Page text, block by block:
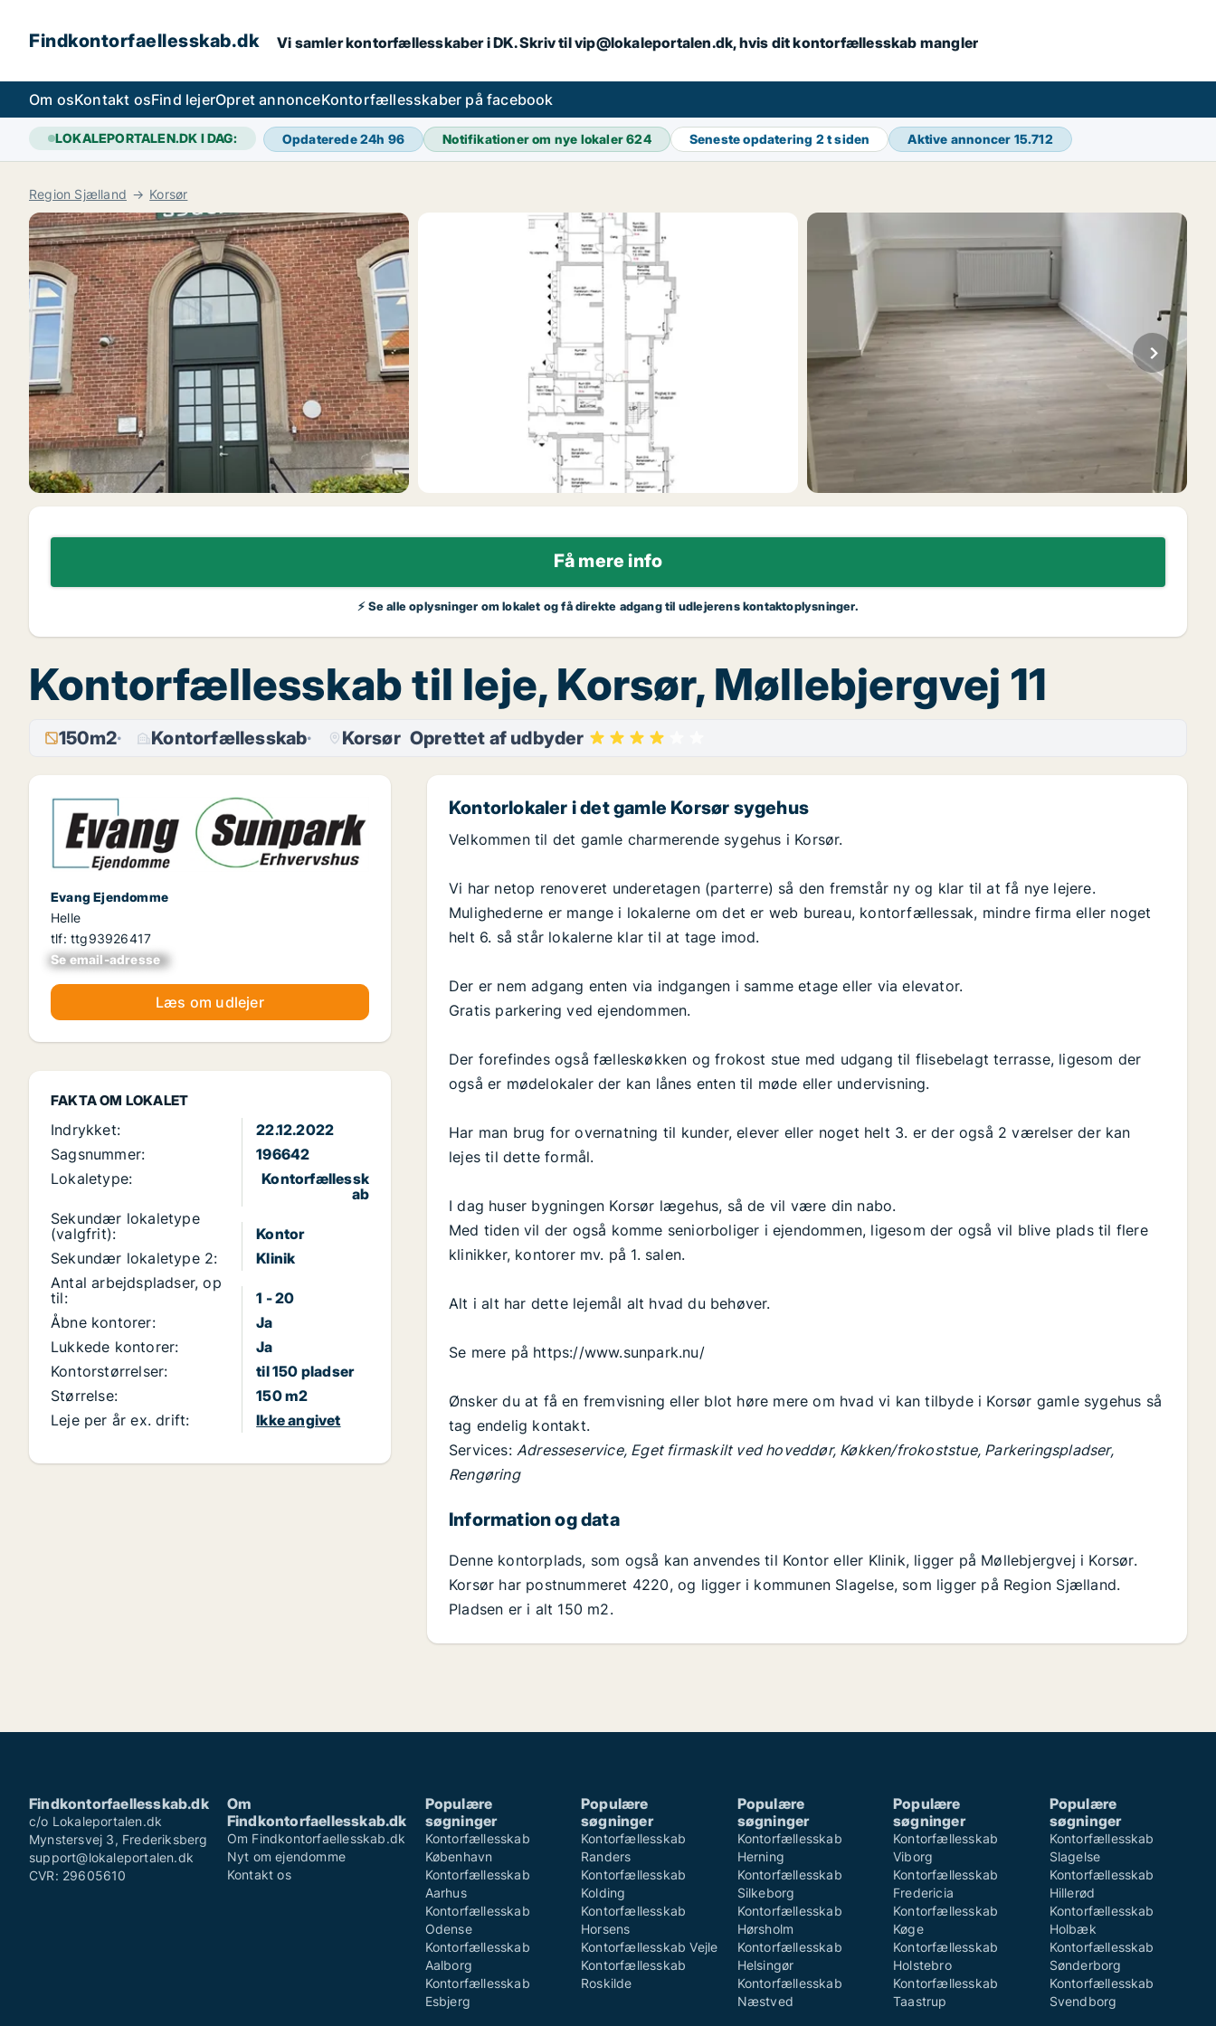
Findkontorfaellesskab.dk Vi samler kontorfællesskaber i DK. Skriv til vip@lokaleportalen.dk, hvis dit kontorfællesskab mangler
Om osKontakt osFind lejerOpret annonceKontorfællesskaber på facebook
LOKALEPORTALEN.DK I DAG: Opdaterede 24h 96 Notifikationer om nye lokaler624 Seneste opdatering 2 t siden Aktive annoncer 15.712
Region Sjælland Korsør
Få mere info
⚡ Se alle oplysninger om lokalet og få direkte adgang til udlejerens kontaktoplysninger.
Kontorfællesskab til leje, Korsør, Møllebjergvej 11
150m2 Kontorfællesskab Korsør Oprettet af udbyder
Evang Ejendomme
Helle
tlf: ttg93926417
Se email-adresse
xxxxxxxxxxxxxxxx
Læs om udlejer
FAKTA OM LOKALET
Indrykket:
22.12.2022
Sagsnummer:
196642
Lokaletype:
Kontorfællessk
ab
Sekundær lokaletype
(valgfrit):
Kontor
Sekundær lokaletype 2:
Klinik
Antal arbejdspladser, op
til:
1 - 20
Åbne kontorer:
Ja
Lukkede kontorer:
Ja
Kontorstørrelser:
til 150 pladser
Størrelse:
150 m2
Leje per år ex. drift:
Ikke angivet
Kontorlokaler i det gamle Korsør sygehus
Velkommen til det gamle charmerende sygehus i Korsør.
Vi har netop renoveret underetagen (parterre) så den fremstår ny og klar til at få nye lejere.
Mulighederne er mange i lokalerne om det er web bureau, kontorfællessak, mindre firma eller noget
helt 6. så står lokalerne klar til at tage imod.
Der er nem adgang enten via indgangen i samme etage eller via elevator.
Gratis parkering ved ejendommen.
Der forefindes også fælleskøkken og frokost stue med udgang til flisebelagt terrasse, ligesom der
også er mødelokaler der kan lånes enten til møde eller undervisning.
Har man brug for overnatning til kunder, elever eller noget helt 3. er der også 2 værelser der kan
lejes til dette formål.
I dag huser bygningen Korsør lægehus, så de vil være din nabo.
Med tiden vil der også komme seniorboliger i ejendommen, ligesom der også vil blive plads til flere
klinikker, kontorer mv. på 1. salen.
Alt i alt har dette lejemål alt hvad du behøver.
Se mere på https://www.sunpark.nu/
Ønsker du at få en fremvisning eller blot høre mere om hvad vi kan tilbyde i Korsør gamle sygehus så
tag endelig kontakt.
Services: Adresseservice, Eget firmaskilt ved hoveddør, Køkken/frokoststue, Parkeringspladser,
Rengøring
Information og data
Denne kontorplads, som også kan anvendes til Kontor eller Klinik, ligger på Møllebjergvej i Korsør.
Korsør har postnummeret 4220, og ligger i kommunen Slagelse, som ligger på Region Sjælland.
Pladsen er i alt 150 m2.
Findkontorfaellesskab.dk
c/o Lokaleportalen.dk
Mynstersvej 3, Frederiksberg
support@lokaleportalen.dk
CVR: 29605610
Om
Findkontorfaellesskab.dk
Om Findkontorfaellesskab.dk
Nyt om ejendomme
Kontakt os
Populære
søgninger
Kontorfællesskab
København
Kontorfællesskab
Aarhus
Kontorfællesskab
Odense
Kontorfællesskab
Aalborg
Kontorfællesskab
Esbjerg
Populære
søgninger
Kontorfællesskab
Randers
Kontorfællesskab
Kolding
Kontorfællesskab
Horsens
Kontorfællesskab Vejle
Kontorfællesskab
Roskilde
Populære
søgninger
Kontorfællesskab
Herning
Kontorfællesskab
Silkeborg
Kontorfællesskab
Hørsholm
Kontorfællesskab
Helsingør
Kontorfællesskab
Næstved
Populære
søgninger
Kontorfællesskab
Viborg
Kontorfællesskab
Fredericia
Kontorfællesskab
Køge
Kontorfællesskab
Holstebro
Kontorfællesskab
Taastrup
Populære
søgninger
Kontorfællesskab
Slagelse
Kontorfællesskab
Hillerød
Kontorfællesskab
Holbæk
Kontorfællesskab
Sønderborg
Kontorfællesskab
Svendborg